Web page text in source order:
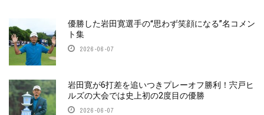
優勝した岩田寛選手の“思わず笑顔になる”名コメン
ト集
2026-06-07
岩田寛が6打差を追いつきプレーオフ勝利！宍戸ヒ
ルズの大会では史上初の2度目の優勝
2026-06-07